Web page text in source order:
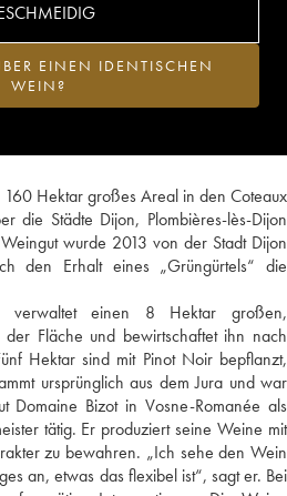
Hektar großes Areal in den Coteaux
die Städte Dijon, Plombières-lès-Dijon
wurde 2013 von der Stadt Dijon
den Erhalt eines „Grüngürtels“ die
einen 8 Hektar großen,
Fläche und bewirtschaftet ihn nach
Hektar sind mit Pinot Noir bepflanzt,
ursprünglich aus dem Jura und war
Domaine Bizot in Vosne-Romanée als
tätig. Er produziert seine Weine mit
zu bewahren. „Ich sehe den Wein
an, etwas das flexibel ist“, sagt er. Bei
EINEN IDENTISCHEN
WEIN?